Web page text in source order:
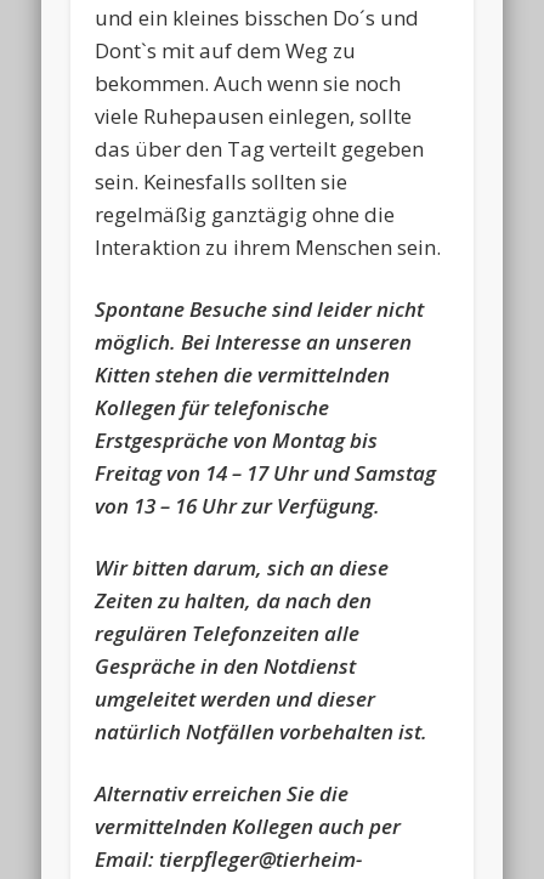
und ein kleines bisschen Do´s und
Dont`s mit auf dem Weg zu
bekommen. Auch wenn sie noch
viele Ruhepausen einlegen, sollte
das über den Tag verteilt gegeben
sein. Keinesfalls sollten sie
regelmäßig ganztägig ohne die
Interaktion zu ihrem Menschen sein.
Spontane Besuche sind leider nicht
möglich. Bei Interesse an unseren
Kitten stehen die vermittelnden
Kollegen für telefonische
Erstgespräche von Montag bis
Freitag von 14 – 17 Uhr und Samstag
von 13 – 16 Uhr zur Verfügung.
Wir bitten darum, sich an diese
Zeiten zu halten, da nach den
regulären Telefonzeiten alle
Gespräche in den Notdienst
umgeleitet werden und dieser
natürlich Notfällen vorbehalten ist.
Alternativ erreichen Sie die
vermittelnden Kollegen auch per
Email: tierpfleger@tierheim-